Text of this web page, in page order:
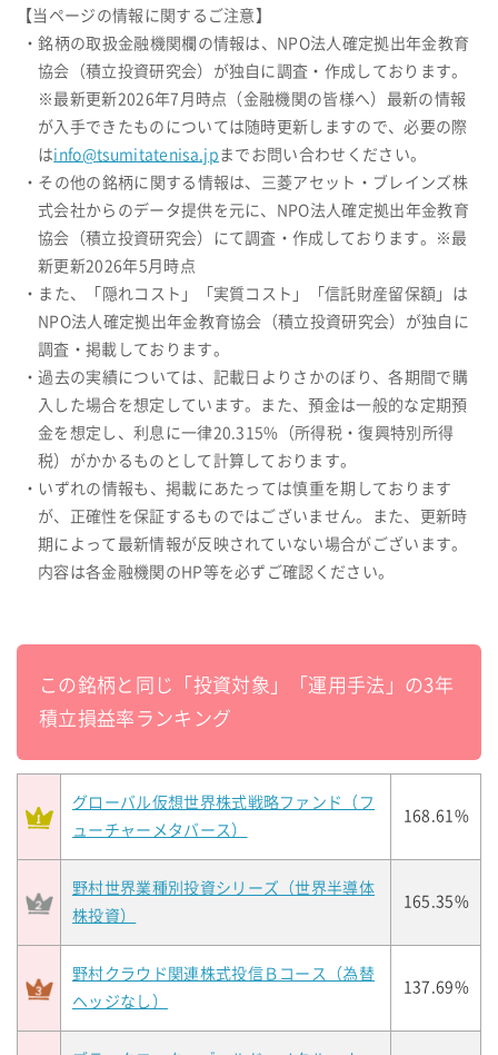
【当ページの情報に関するご注意】
・銘柄の取扱金融機関欄の情報は、NPO法人確定拠出年金教育
協会（積立投資研究会）が独自に調査・作成しております。
※最新更新2026年7月時点（金融機関の皆様へ）最新の情報
が入手できたものについては随時更新しますので、必要の際
はinfo@tsumitatenisa.jp までお問い合わせください。
・その他の銘柄に関する情報は、三菱アセット・ブレインズ株
式会社からのデータ提供を元に、NPO法人確定拠出年金教育
協会（積立投資研究会）にて調査・作成しております。※最
新更新2026年5月時点
・また、「隠れコスト」「実質コスト」「信託財産留保額」は
NPO法人確定拠出年金教育協会（積立投資研究会）が独自に
調査・掲載しております。
・過去の実績については、記載日よりさかのぼり、各期間で購
入した場合を想定しています。また、預金は一般的な定期預
金を想定し、利息に一律20.315%（所得税・復興特別所得
税）がかかるものとして計算しております。
・いずれの情報も、掲載にあたっては慎重を期しております
が、正確性を保証するものではございません。また、更新時
期によって最新情報が反映されていない場合がございます。
内容は各金融機関のHP等を必ずご確認ください。
この銘柄と同じ「投資対象」「運用手法」の3年
積立損益率ランキング
グローバル仮想世界株式戦略ファンド（フ
ューチャーメタバース）
168.61%
野村世界業種別投資シリーズ（世界半導体
株投資）
165.35%
野村クラウド関連株式投信Ｂコース（為替
ヘッジなし）
137.69%